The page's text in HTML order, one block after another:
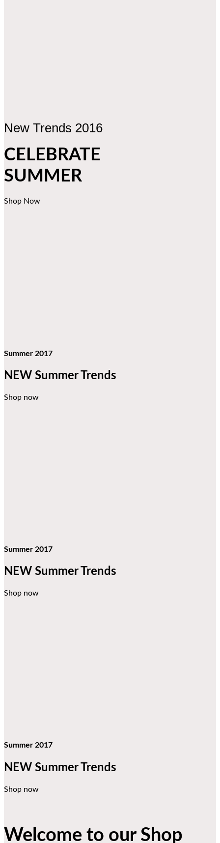
New Trends 2016
CELEBRATE
SUMMER
Shop Now
Summer 2017
NEW Summer Trends
Shop now
Summer 2017
NEW Summer Trends
Shop now
Summer 2017
NEW Summer Trends
Shop now
Welcome to our Shop